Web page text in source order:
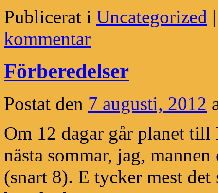
Publicerat i Uncategorized |
kommentar
Förberedelser
Postat den 7 augusti, 2012
Om 12 dagar går planet
nästa sommar, jag,
(snart 8). E tycker mest